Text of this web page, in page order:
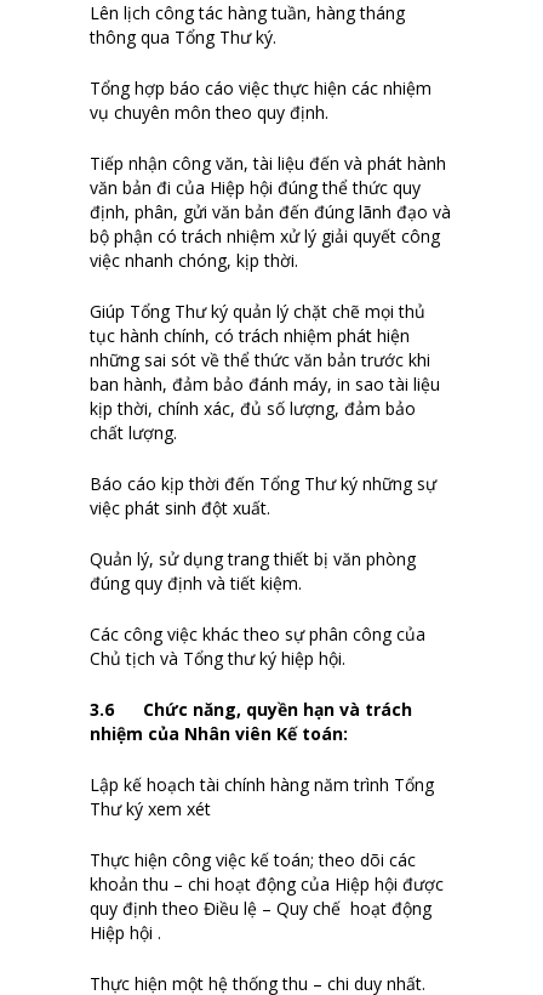
Lên lịch công tác hàng tuần, hàng tháng
thông qua Tổng Thư ký.
Tổng hợp báo cáo việc thực hiện các nhiệm
vụ chuyên môn theo quy định.
Tiếp nhận công văn, tài liệu đến và phát hành
văn bản đi của Hiệp hội đúng thể thức quy
định, phân, gửi văn bản đến đúng lãnh đạo và
bộ phận có trách nhiệm xử lý giải quyết công
việc nhanh chóng, kịp thời.
Giúp Tổng Thư ký quản lý chặt chẽ mọi thủ
tục hành chính, có trách nhiệm phát hiện
những sai sót về thể thức văn bản trước khi
ban hành, đảm bảo đánh máy, in sao tài liệu
kịp thời, chính xác, đủ số lượng, đảm bảo
chất lượng.
Báo cáo kịp thời đến Tổng Thư ký những sự
việc phát sinh đột xuất.
Quản lý, sử dụng trang thiết bị văn phòng
đúng quy định và tiết kiệm.
Các công việc khác theo sự phân công của
Chủ tịch và Tổng thư ký hiệp hội.
3.6Chức năng, quyền hạn và trách
nhiệm của Nhân viên Kế toán:
Lập kế hoạch tài chính hàng năm trình Tổng
Thư ký xem xét
Thực hiện công việc kế toán; theo dõi các
khoản thu – chi hoạt động của Hiệp hội được
quy định theo Điều lệ – Quy chế hoạt động
Hiệp hội .
Thực hiện một hệ thống thu – chi duy nhất.